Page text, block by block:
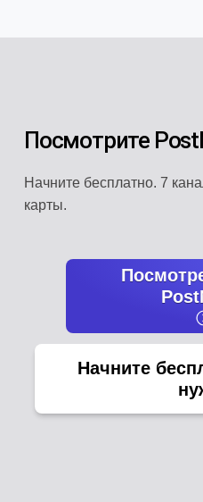
Посмотрите
Начните бесплатно. 7
карты.
Начните